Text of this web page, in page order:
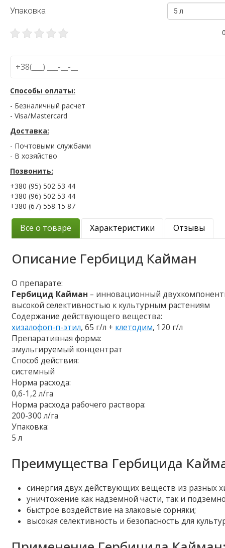
Упаковка 5 л
Способы оплаты:
- Безналичный расчет
- Visa/Mastercard
Доставка:
- Почтовыми службами
- В хозяйство
Позвонить:
+380 (95) 502 53 44
+380 (96) 502 53 44
+380 (67) 558 15 87
Все о товаре Характеристики Отзывы
Описание Гербицид Кайман
О препарате:
Гербицид Кайман – инновационный
высокой селективностью к культурным растениям
Содержание действующего вещества:
хизалофоп-п-этил, 65 г/л + клетодим, 120 г/л
Препаративная форма:
эмульгируемый концентрат
Способ действия:
системный
Норма расхода:
0,6-1,2 л/га
Норма расхода рабочего раствора:
200-300 л/га
Упаковка:
5 л
Преимущества Гербицида
синергия двух действующих веществ из разных
уничтожение как надземной части, так и
быстрое воздействие на злаковые сорняки;
высокая селективность и безопасность для